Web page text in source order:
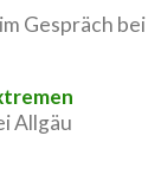
im Gespräch bei
Allgäu